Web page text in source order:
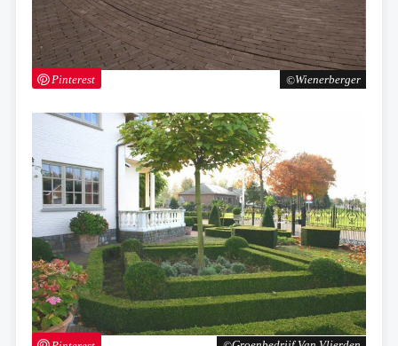
Wienerberger
Pinterest